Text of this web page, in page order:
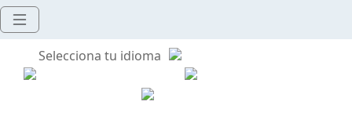
Selecciona tu idioma